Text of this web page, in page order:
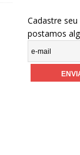
Cadastre
postamos